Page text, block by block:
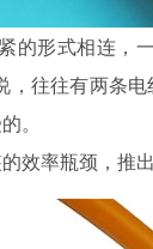
的形式相连，
往往有两条
。
效率瓶颈，推